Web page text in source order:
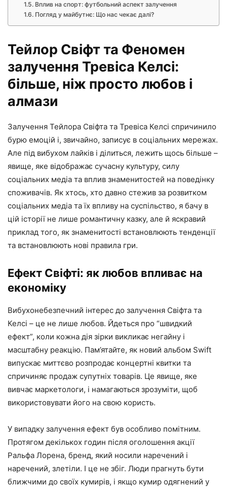
Вплив на спорт: футбольний аспект залучення
Погляд у майбутнє: Що нас чекає далі?
Тейлор Свіфт та Феномен
залучення Тревіса Келсі:
більше, ніж просто любов і
алмази
Залучення Тейлора Свіфта та Тревіса Келсі спричинило
бурю емоцій і, звичайно, записує в соціальних мережах.
Але під вибухом лайків і ділиться, лежить щось більше –
явище, яке відображає сучасну культуру, силу
соціальних медіа та вплив знаменитостей на поведінку
споживачів. Як хтось, хто давно стежив за розвитком
соціальних медіа та їх впливу на суспільство, я бачу в
цій історії не лише романтичну казку, але й яскравий
приклад того, як знаменитості встановлюють тенденції
та встановлюють нові правила гри.
Ефект Свіфті: як любов впливає на
економіку
Вибухонебезпечний інтерес до залучення Свіфта та
Келсі – це не лише любов. Йдеться про “швидкий
ефект”, коли кожна дія зірки викликає негайну і
масштабну реакцію. Пам’ятайте, як новий альбом Swift
випускає миттєво розпродає концертні квитки та
спричиняє продаж супутніх товарів. Це явище, яке
вивчає маркетологи, і намагаються зрозуміти, щоб
використовувати його на свою користь.
У випадку залучення ефект був особливо помітним.
Протягом декількох годин після оголошення акції
Ральфа Лорена, бренд, який носили наречений і
наречений, злетіли. І це не збіг. Люди прагнуть бути
ближчими до своїх кумирів, і якщо кумир одягнений у